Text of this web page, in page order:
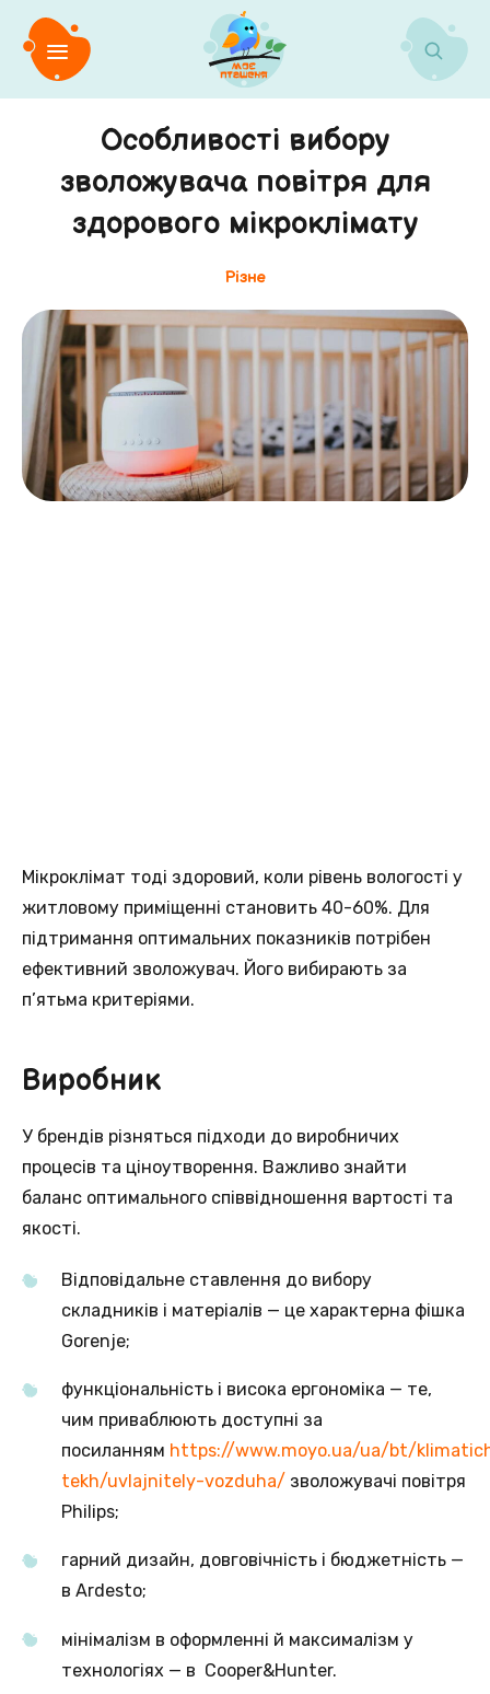
Особливості вибору
зволожувача повітря для
здорового мікроклімату
Різне
Мікроклімат тоді здоровий, коли рівень вологості у
житловому приміщенні становить 40-60%. Для
підтримання оптимальних показників потрібен
ефективний зволожувач. Його вибирають за
п’ятьма критеріями.
Виробник
У брендів різняться підходи до виробничих
процесів та ціноутворення. Важливо знайти
баланс оптимального співвідношення вартості та
якості.
Відповідальне ставлення до вибору
складників і матеріалів — це характерна фішка
Gorenje;
функціональність і висока ергономіка — те,
чим приваблюють доступні за
посиланням https://www.moyo.ua/ua/bt/
tekh/uvlajnitely-vozduha/ зволожувачі повітря
Philips;
гарний дизайн, довговічність і бюджетність —
в Ardesto;
мінімалізм в оформленні й максималізм у
технологіях — в Cooper&Hunter.